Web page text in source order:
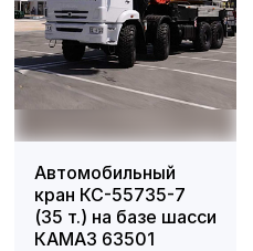
Автомобильный
кран КС-55735-7
(35 т.) на базе шасси
КАМАЗ 63501